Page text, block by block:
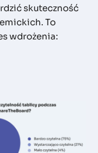
skuteczność
To
wdrożenia: